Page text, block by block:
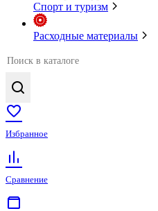
Спорт и туризм
Расходные материалы
Избранное
Сравнение